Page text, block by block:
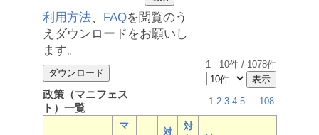
利用方法、 FAQを閲覧のう
えダウンロードをお願いし
ます。
1 - 10件 / 1078件
政策（マニフェス
ト）一覧
1 2 3 4 5 ... 108
マ
対
対